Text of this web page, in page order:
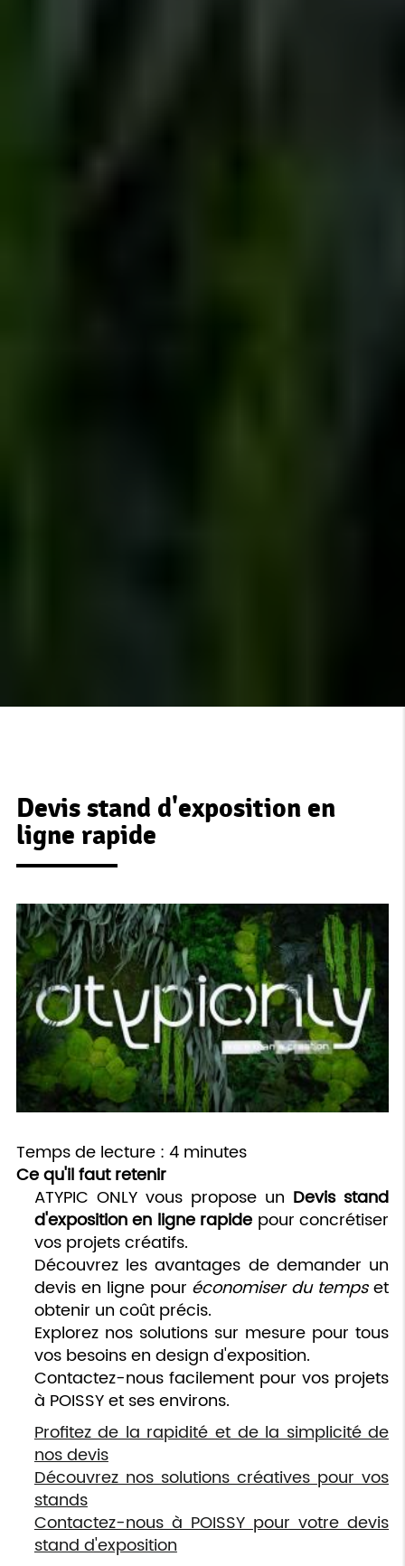
Devis stand d'exposition en
ligne rapide
Temps de lecture : 4 minutes
Ce qu'il faut retenir
ATYPIC ONLY vous propose un Devis stand
d'exposition en ligne rapide pour concrétiser
vos projets créatifs.
Découvrez les avantages de demander un
devis en ligne pour économiser du tempset
obtenir un coût précis.
Explorez nos solutions sur mesure pour tous
vos besoins en design d'exposition.
Contactez-nous facilement pour vos projets
à POISSY et ses environs.
Profitez de la rapidité et de la simplicité de
nos devis
Découvrez nos solutions créatives pour vos
stands
Contactez-nous à POISSY pour votre devis
stand d'exposition